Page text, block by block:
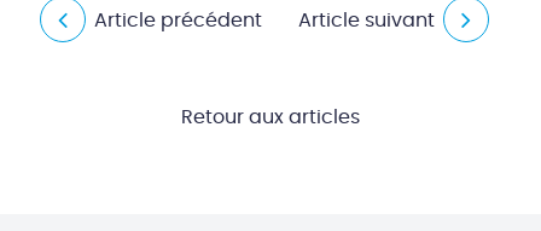
Article précédent Article suivant
Retour aux articles